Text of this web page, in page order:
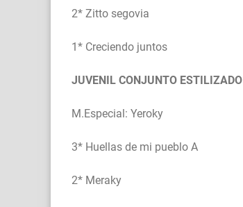
2* Zitto segovia
1* Creciendo juntos
JUVENIL CONJUNTO ESTILIZADO
M.Especial: Yeroky
3* Huellas de mi pueblo A
2* Meraky